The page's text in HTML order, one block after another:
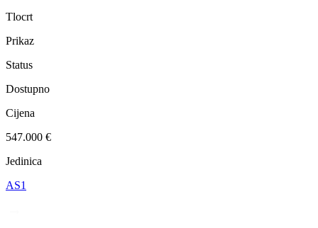
Tlocrt
Prikaz
Status
Dostupno
Cijena
547.000 €
Jedinica
AS1